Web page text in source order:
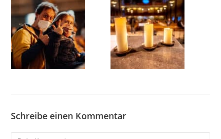
Schreibe einen Kommentar